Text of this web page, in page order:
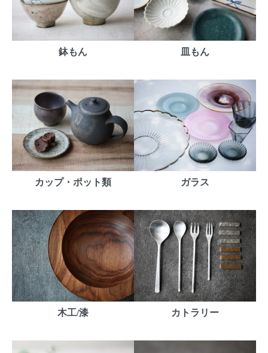
鉢もん 皿もん
カップ・ポット類 ガラス
木工/漆 カトラリー